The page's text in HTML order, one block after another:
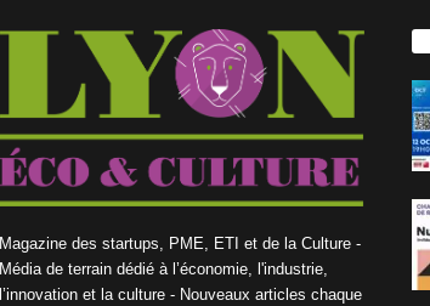
Magazine des startups, PME, ETI et de la Culture -
Média de terrain dédié à l’économie, l'industrie,
l’innovation et la culture - Nouveaux articles chaque